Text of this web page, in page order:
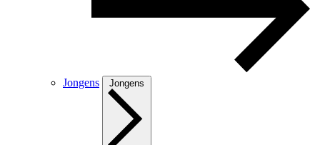
Jongens Jongens